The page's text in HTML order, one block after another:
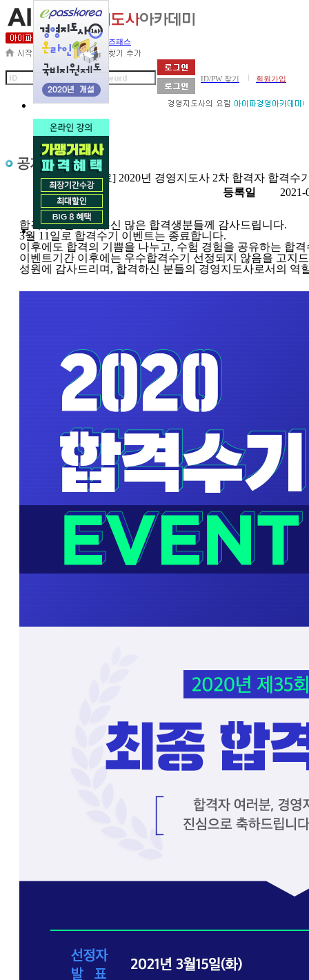
세무사아카데미 | 비즈패스
ID/PW 찾기 회원가입
제목
[종료] 2020년 경영지도사 2차 합격자 합격수
첨부
등록일 2021-
합격수기를 보내주신 많은 합격생분들께 감사드립니다.
3월 11일로 합격수기 이벤트는 종료합니다.
이후에도 합격의 기쁨을 나누고, 수험 경험을 공유하는 합
이벤트기간 이후에는 우수합격수기 선정되지 않음을 고지
성원에 감사드리며, 합격하신 분들의 경영지도사로서의 역